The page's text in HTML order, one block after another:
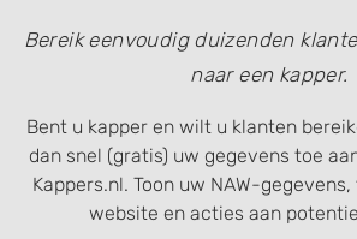
Bereik eenvoudig duizenden
naar een kapper.
Bent u kapper en wilt u klanten
dan snel (gratis) uw gegevens toe
Kappers.nl. Toon uw NAW-
website en acties aan